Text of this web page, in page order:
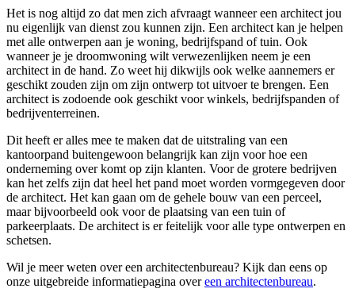
Het is nog altijd zo dat men zich afvraagt wanneer een architect jou
nu eigenlijk van dienst zou kunnen zijn. Een architect kan je helpen
met alle ontwerpen aan je woning, bedrijfspand of tuin. Ook
wanneer je je droomwoning wilt verwezenlijken neem je een
architect in de hand. Zo weet hij dikwijls ook welke aannemers er
geschikt zouden zijn om zijn ontwerp tot uitvoer te brengen. Een
architect is zodoende ook geschikt voor winkels, bedrijfspanden of
bedrijventerreinen.
Dit heeft er alles mee te maken dat de uitstraling van een
kantoorpand buitengewoon belangrijk kan zijn voor hoe een
onderneming over komt op zijn klanten. Voor de grotere bedrijven
kan het zelfs zijn dat heel het pand moet worden vormgegeven door
de architect. Het kan gaan om de gehele bouw van een perceel,
maar bijvoorbeeld ook voor de plaatsing van een tuin of
parkeerplaats. De architect is er feitelijk voor alle type ontwerpen en
schetsen.
Wil je meer weten over een architectenbureau? Kijk dan eens op
onze uitgebreide informatiepagina overeen architectenbureau.